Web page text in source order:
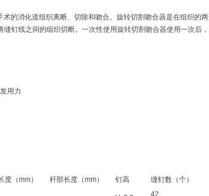
的消化道组织离断、切除和吻合。旋转切割吻合器是在组织的
钉线之间的组织切断。一次性使用旋转切割吻合器使用一次后
用力
度（mm） 杆部长度（mm） 钉高 缝钉数（个）
42